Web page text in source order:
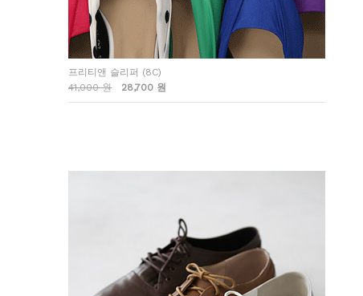
프리티앤 슬리퍼 (8C)
41,000 원
28,700 원